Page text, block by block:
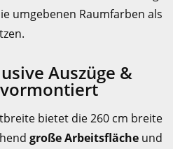
umgebenen Raumfarben als
Auszüge &
bietet die 260 cm breite
große Arbeitsfläche und